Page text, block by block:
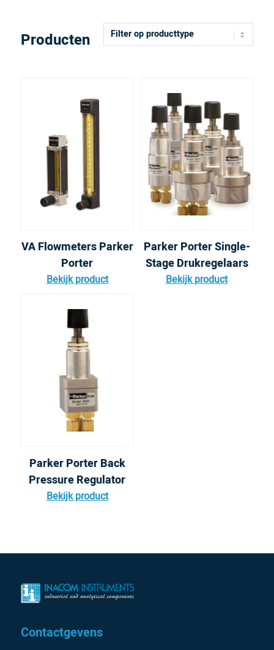
Producten
Filter
VA Flowmeters Parker
Porter
Bekijk product
Parker Porter Single-
Stage Drukregelaars
Bekijk product
Parker Porter Back
Pressure Regulator
Bekijk product
Contactgevens